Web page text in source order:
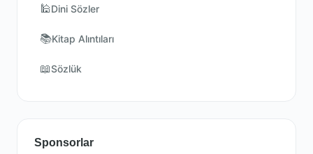
🕌Dini Sözler
📚Kitap Alıntıları
📖Sözlük
Sponsorlar